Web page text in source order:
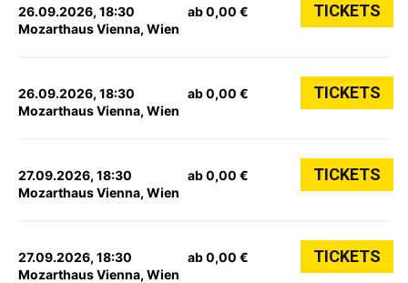
26.09.2026, 18:30
Mozarthaus Vienna, Wien
ab 0,00 € TICKETS
26.09.2026, 18:30
Mozarthaus Vienna, Wien
ab 0,00 € TICKETS
27.09.2026, 18:30
Mozarthaus Vienna, Wien
ab 0,00 € TICKETS
27.09.2026, 18:30
Mozarthaus Vienna, Wien
ab 0,00 € TICKETS